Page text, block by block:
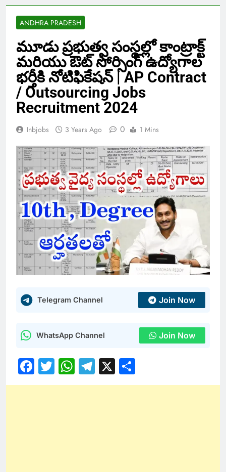
ANDHRA PRADESH
మూడు ప్రభుత్వ సంస్థల్లో కాంట్రాక్ట్
మరియు ఔట్ సోర్సింగ్ ఉద్యోగాల
భర్తీకి నోటిఫికేషన్ | AP Contract
/ Outsourcing Jobs
Recruitment 2024
Inbjobs 3 Years Ago 0 1 Mins
Telegram Channel Join Now
WhatsApp Channel Join Now
Facebook
Twitter
WhatsApp
Telegram
X